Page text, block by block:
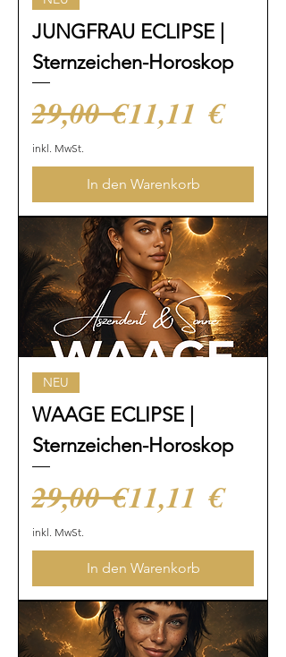
JUNGFRAU ECLIPSE |
Sternzeichen-Horoskop
Standardpreis
29,00 €Sale-Preis
11,11 €
inkl. MwSt.
In den Warenkorb
NEU
WAAGE ECLIPSE |
Sternzeichen-Horoskop
Standardpreis
29,00 €Sale-Preis
11,11 €
inkl. MwSt.
In den Warenkorb